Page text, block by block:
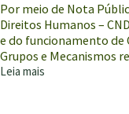
Por meio de Nota
Direitos Humanos –
e do funcionamento de
Grupos e Mecanismos
Leia mais
CNDH